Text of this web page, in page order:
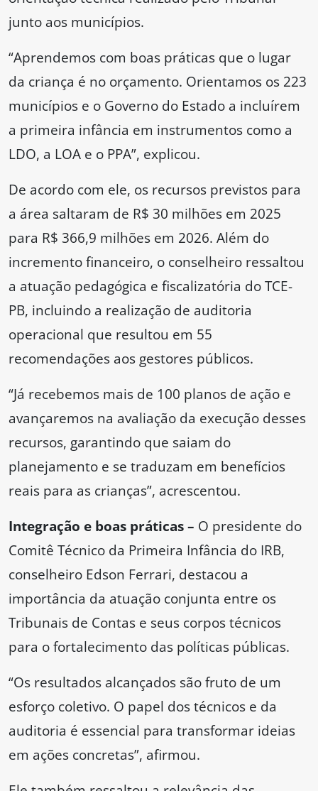
junto aos municípios.
“Aprendemos com boas práticas que o lugar
da criança é no orçamento. Orientamos os 223
municípios e o Governo do Estado a incluírem
a primeira infância em instrumentos como a
LDO, a LOA e o PPA”, explicou.
De acordo com ele, os recursos previstos para
a área saltaram de R$ 30 milhões em 2025
para R$ 366,9 milhões em 2026. Além do
incremento financeiro, o conselheiro ressaltou
a atuação pedagógica e fiscalizatória do TCE-
PB, incluindo a realização de auditoria
operacional que resultou em 55
recomendações aos gestores públicos.
“Já recebemos mais de 100 planos de ação e
avançaremos na avaliação da execução desses
recursos, garantindo que saiam do
planejamento e se traduzam em benefícios
reais para as crianças”, acrescentou.
Integração e boas práticas – O presidente do
Comitê Técnico da Primeira Infância do IRB,
conselheiro Edson Ferrari, destacou a
importância da atuação conjunta entre os
Tribunais de Contas e seus corpos técnicos
para o fortalecimento das políticas públicas.
“Os resultados alcançados são fruto de um
esforço coletivo. O papel dos técnicos e da
auditoria é essencial para transformar ideias
em ações concretas”, afirmou.